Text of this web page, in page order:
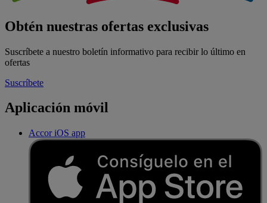
Obtén nuestras ofertas exclusivas
Suscríbete a nuestro boletín informativo para recibir lo último en
ofertas
Suscríbete
Aplicación móvil
Accor iOS app